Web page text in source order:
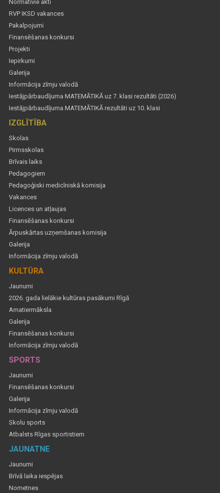
Normatīvie akti
RVP IKSD vakances
Pakalpojumi
Finansēšanas konkursi
Projekti
Iepirkumi
Galerija
Informācija zīmju valodā
Iestājpārbaudījuma MATEMĀTIKĀ uz 7. klasi rezultāti (2026)
Iestājpārbaudījuma MATEMĀTIKĀ rezultāti uz 10. klasi
IZGLĪTĪBA
Skolas
Pirmsskolas
Brīvais laiks
Pedagogiem
Pedagoģiski medicīniskā komisija
Vakances
Licences un atļaujas
Finansēšanas konkursi
Ārpuskārtas uzņemšanas komisija
Galerija
Informācija zīmju valodā
KULTŪRA
Jaunumi
2026. gada lielākie kultūras pasākumi Rīgā
Amatiermāksla
Galerija
Finansēšanas konkursi
Informācija zīmju valodā
SPORTS
Jaunumi
Finansēšanas konkursi
Galerija
Informācija zīmju valodā
Skolu sports
Atbalsts Rīgas sportistiem
JAUNATNE
Jaunumi
Brīvā laika iespējas
Nometnes